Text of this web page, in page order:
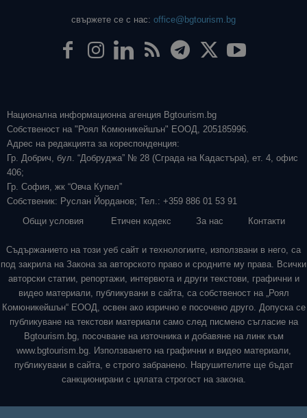
свържете се с нас: office@bgtourism.bg
Национална информационна агенция Bgtourism.bg
Собственост на "Роял Комюникейшън" ЕООД, 205185996.
Адрес на редакцията за кореспонденция:
Гр. Добрич, бул. “Добруджа” № 28 (Сграда на Кадастъра), ет. 4, офис
406;
Гр. София, жк “Овча Купел”
Собственик: Руслан Йорданов; Тел.: +359 886 01 53 91
Общи условия
Етичен кодекс За нас Контакти
Съдържанието на този уеб сайт и технологиите, използвани в него, са
под закрила на Закона за авторското право и сродните му права. Всички
авторски статии, репортажи, интервюта и други текстови, графични и
видео материали, публикувани в сайта, са собственост на „Роял
Комюникейшън“ ЕООД, освен ако изрично е посочено друго. Допуска се
публикуване на текстови материали само след писмено съгласие на
Bgtourism.bg, посочване на източника и добавяне на линк към
www.bgtourism.bg. Използването на графични и видео материали,
публикувани в сайта, е строго забранено. Нарушителите ще бъдат
санкционирани с цялата строгост на закона.